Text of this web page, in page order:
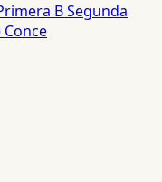
BSegunda
Conce